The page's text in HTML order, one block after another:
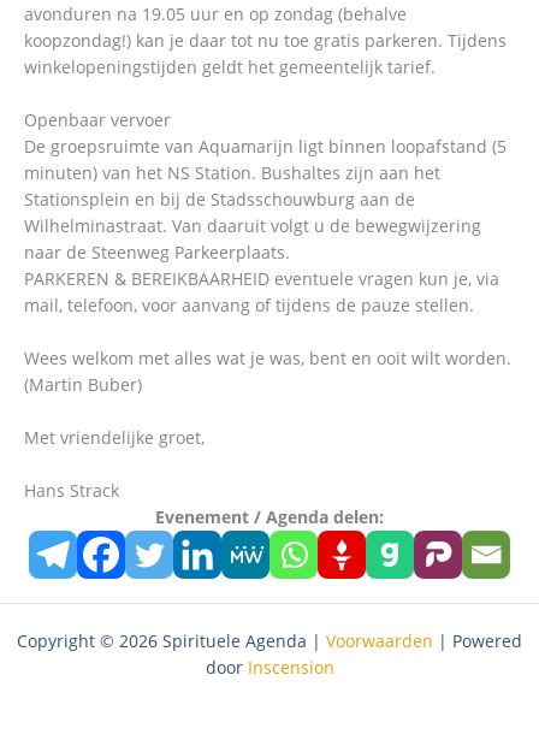
avonduren na 19.05 uur en op zondag (behalve
koopzondag!) kan je daar tot nu toe gratis parkeren. Tijdens
winkelopeningstijden geldt het gemeentelijk tarief.
Openbaar vervoer
De groepsruimte van Aquamarijn ligt binnen loopafstand (5
minuten) van het NS Station. Bushaltes zijn aan het
Stationsplein en bij de Stadsschouwburg aan de
Wilhelminastraat. Van daaruit volgt u de bewegwijzering
naar de Steenweg Parkeerplaats.
PARKEREN & BEREIKBAARHEID eventuele vragen kun je, via
mail, telefoon, voor aanvang of tijdens de pauze stellen.
Wees welkom met alles wat je was, bent en ooit wilt worden.
(Martin Buber)
Met vriendelijke groet,
Hans Strack
Evenement / Agenda delen:
Copyright © 2026 Spirituele Agenda | Voorwaarden | Powered
door Inscension